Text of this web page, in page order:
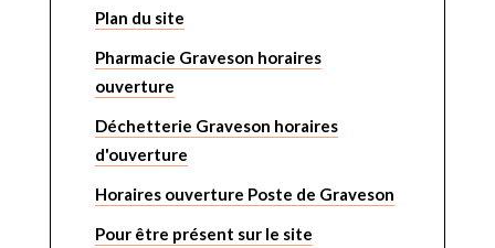
Plan du site
Pharmacie Graveson horaires
ouverture
Déchetterie Graveson horaires
d'ouverture
Horaires ouverture Poste de Graveson
Pour être présent sur le site